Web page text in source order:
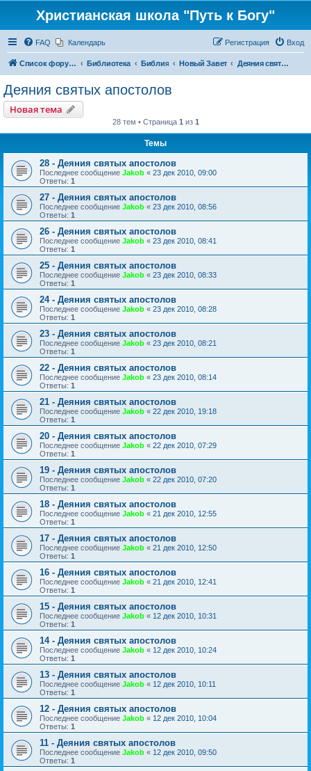
Христианская школа "Путь к Богу"
FAQ Календарь Вход
Регистрация
Список форумов Библиотека Библия Новый Завет Деяния святых апостолов
Деяния святых апостолов
Новая тема
28 тем • Страница 1 из 1
Темы
28 - Деяния святых апостолов
Последнее сообщение Jakob « 23 дек 2010, 09:00
Ответы: 1
27 - Деяния святых апостолов
Последнее сообщение Jakob « 23 дек 2010, 08:56
Ответы: 1
26 - Деяния святых апостолов
Последнее сообщение Jakob « 23 дек 2010, 08:41
Ответы: 1
25 - Деяния святых апостолов
Последнее сообщение Jakob « 23 дек 2010, 08:33
Ответы: 1
24 - Деяния святых апостолов
Последнее сообщение Jakob « 23 дек 2010, 08:28
Ответы: 1
23 - Деяния святых апостолов
Последнее сообщение Jakob « 23 дек 2010, 08:21
Ответы: 1
22 - Деяния святых апостолов
Последнее сообщение Jakob « 23 дек 2010, 08:14
Ответы: 1
21 - Деяния святых апостолов
Последнее сообщение Jakob « 22 дек 2010, 19:18
Ответы: 1
20 - Деяния святых апостолов
Последнее сообщение Jakob « 22 дек 2010, 07:29
Ответы: 1
19 - Деяния святых апостолов
Последнее сообщение Jakob « 22 дек 2010, 07:20
Ответы: 1
18 - Деяния святых апостолов
Последнее сообщение Jakob « 21 дек 2010, 12:55
Ответы: 1
17 - Деяния святых апостолов
Последнее сообщение Jakob « 21 дек 2010, 12:50
Ответы: 1
16 - Деяния святых апостолов
Последнее сообщение Jakob « 21 дек 2010, 12:41
Ответы: 1
15 - Деяния святых апостолов
Последнее сообщение Jakob « 12 дек 2010, 10:31
Ответы: 1
14 - Деяния святых апостолов
Последнее сообщение Jakob « 12 дек 2010, 10:24
Ответы: 1
13 - Деяния святых апостолов
Последнее сообщение Jakob « 12 дек 2010, 10:11
Ответы: 1
12 - Деяния святых апостолов
Последнее сообщение Jakob « 12 дек 2010, 10:04
Ответы: 1
11 - Деяния святых апостолов
Последнее сообщение Jakob « 12 дек 2010, 09:50
Ответы: 1